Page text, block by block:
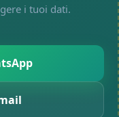
i tuoi dati.